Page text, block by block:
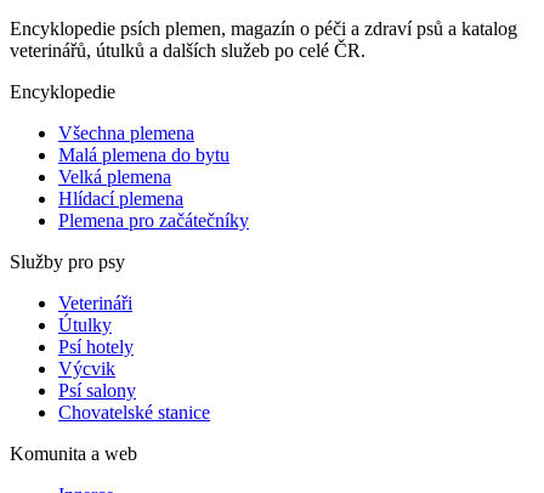
Encyklopedie psích plemen, magazín o péči a zdraví psů a katalog
veterinářů, útulků a dalších služeb po celé ČR.
Encyklopedie
Všechna plemena
Malá plemena do bytu
Velká plemena
Hlídací plemena
Plemena pro začátečníky
Služby pro psy
Veterináři
Útulky
Psí hotely
Výcvik
Psí salony
Chovatelské stanice
Komunita a web